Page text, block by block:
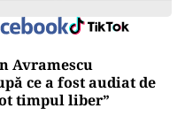
Avramescu
ce a fost audiat de
timpul liber”